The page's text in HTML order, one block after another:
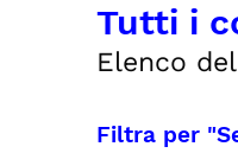
Tutti i
Elenco
Filtra per